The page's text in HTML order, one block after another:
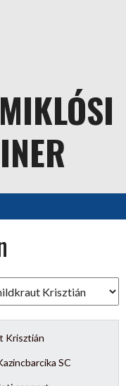
Krisztián
SC